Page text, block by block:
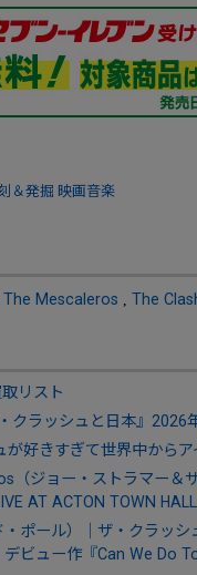
＆発掘 映画音楽
Mescaleros The
リスト
クラッシュと日本』2026
好きすぎて世界中から
ジョー・ストラマー＆
AT ACTON TOWN
ポール）｜ザ・クラッ
デビュー作『Can We Do